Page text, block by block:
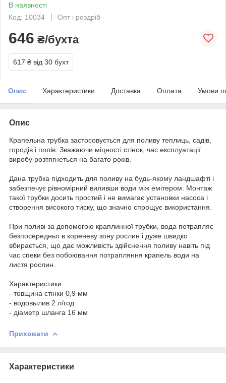
В наявності
Код: 10034
Опт і роздріб
646 ₴/бухта
617 ₴ від 30 бухт
Опис Характеристики Доставка Оплата Умови
Опис
Крапельна трубка застосовується для поливу теплиць, садів,
городів і полів. Зважаючи міцності стінок, час експлуатації
виробу розтягнеться на багато років.
Дана трубка підходить для поливу на будь-якому ландшафті і
забезпечує рівномірний виливши води між емітером. Монтаж
такої трубки досить простий і не вимагає установки насоса і
створення високого тиску, що значно спрощує використання.
При поливі за допомогою краплинної трубки, вода потрапляє
безпосередньо в кореневу зону рослин і дуже швидко
вбирається, що дає можливість здійснення поливу навіть під
час спеки без побоювання потрапляння крапель води на
листя рослин.
Характеристики:
- товщина стінки 0,9 мм
- водовылив 2 л/год
- діаметр шланга 16 мм
Приховати
Характеристики